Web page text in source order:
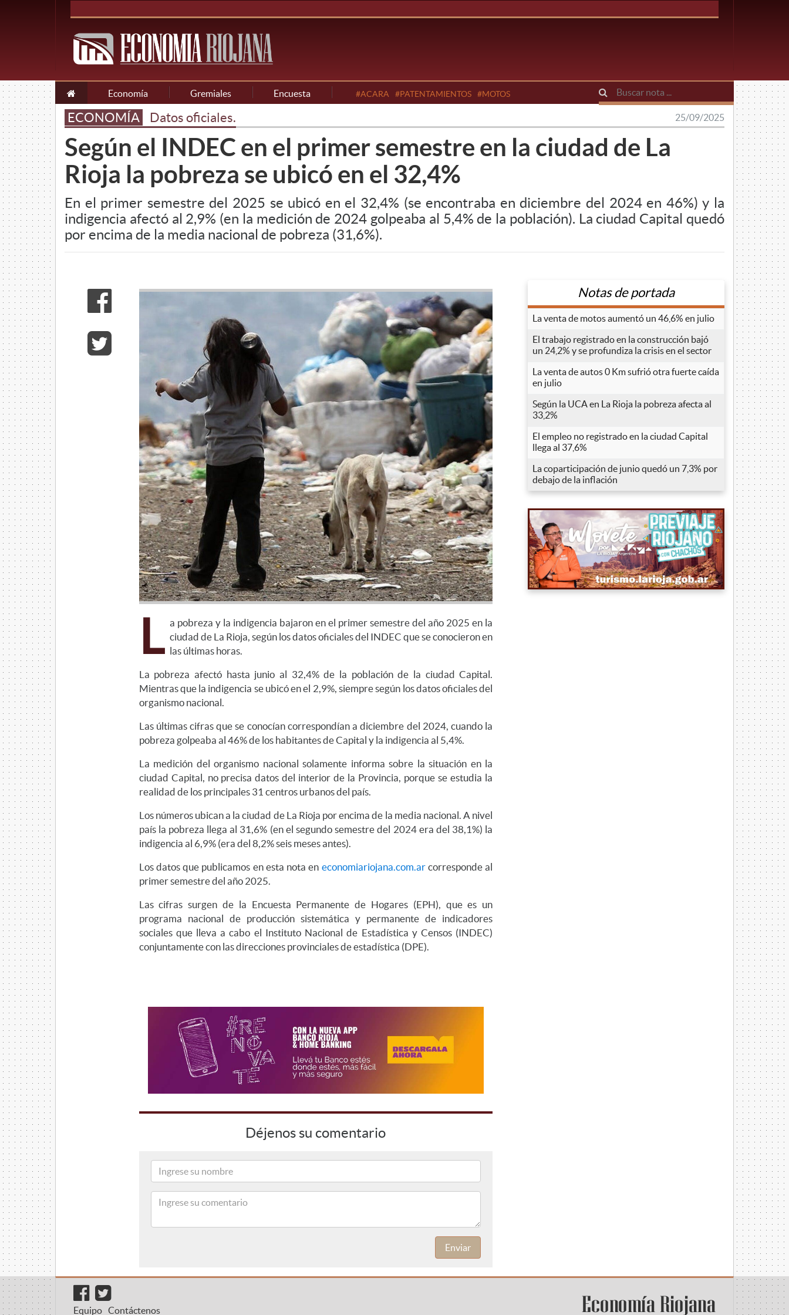
Economía Gremiales Encuesta #ACARA #PATENTAMIENTOS #MOTOS
ECONOMÍA Datos oficiales. 25/09/2025
Según el INDEC en el primer semestre en la ciudad de La
Rioja la pobreza se ubicó en el 32,4%
En el primer semestre del 2025 se ubicó en el 32,4% (se encontraba en diciembre del 2024 en 46%) y la
indigencia afectó al 2,9% (en la medición de 2024 golpeaba al 5,4% de la población). La ciudad Capital quedó
por encima de la media nacional de pobreza (31,6%).
L a pobreza y la indigencia bajaron en el primer semestre del año 2025 en la
ciudad de La Rioja, según los datos oficiales del INDEC que se conocieron en
las últimas horas.
La pobreza afectó hasta junio al 32,4% de la población de la ciudad Capital.
Mientras que la indigencia se ubicó en el 2,9%, siempre según los datos oficiales del
organismo nacional.
Las últimas cifras que se conocían correspondían a diciembre del 2024, cuando la
pobreza golpeaba al 46% de los habitantes de Capital y la indigencia al 5,4%.
La medición del organismo nacional solamente informa sobre la situación en la
ciudad Capital, no precisa datos del interior de la Provincia, porque se estudia la
realidad de los principales 31 centros urbanos del país.
Los números ubican a la ciudad de La Rioja por encima de la media nacional. A nivel
país la pobreza llega al 31,6% (en el segundo semestre del 2024 era del 38,1%) la
indigencia al 6,9% (era del 8,2% seis meses antes).
Los datos que publicamos en esta nota en economiariojana.com.arcorresponde al
primer semestre del año 2025.
Las cifras surgen de la Encuesta Permanente de Hogares (EPH), que es un
programa nacional de producción sistemática y permanente de indicadores
sociales que lleva a cabo el Instituto Nacional de Estadística y Censos (INDEC)
conjuntamente con las direcciones provinciales de estadística (DPE).
Déjenos su comentario
Enviar
Notas de portada
La venta de motos aumentó un 46,6% en julio
El trabajo registrado en la construcción bajó
un 24,2% y se profundiza la crisis en el sector
La venta de autos 0 Km sufrió otra fuerte caída
en julio
Según la UCA en La Rioja la pobreza afecta al
33,2%
El empleo no registrado en la ciudad Capital
llega al 37,6%
La coparticipación de junio quedó un 7,3% por
debajo de la inflación
Equipo Contáctenos